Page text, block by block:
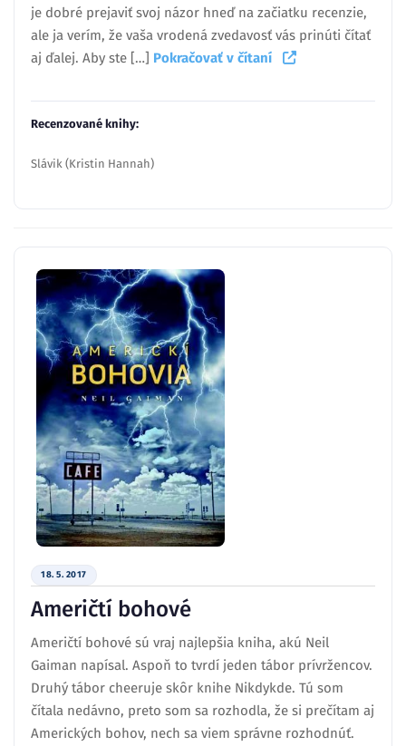
je dobré prejaviť svoj názor hneď na začiatku recenzie,
ale ja verím, že vaša vrodená zvedavosť vás prinúti čítať
aj ďalej. Aby ste […] Pokračovať v čítaní
Recenzované knihy:
Slávik (Kristin Hannah)
18. 5. 2017
Američtí bohové
Američtí bohové sú vraj najlepšia kniha, akú Neil
Gaiman napísal. Aspoň to tvrdí jeden tábor prívržencov.
Druhý tábor cheeruje skôr knihe Nikdykde. Tú som
čítala nedávno, preto som sa rozhodla, že si prečítam aj
Amerických bohov, nech sa viem správne rozhodnúť.